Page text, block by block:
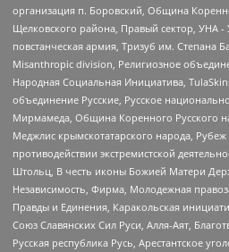
организация п. Боровский, Община
Щелковского района, Правый сектор, УНА
повстанческая армия, Тризуб им. Степана
Misanthropic division, Религиозное
Народная Социальная Инициатива,
объединение Русские, Русское
Мирмамеда, Община Коренного Русского
Меджлис крымскотатарского народа,
противодействии экстремистской
Штольц, В честь иконы Божией Матери
Независимость, Фирма, Молодежная
Правды и Единения, Каракольская
Союз Славянских Сил Руси, Алля-Аят,
Русская республика Русь, Арестантское